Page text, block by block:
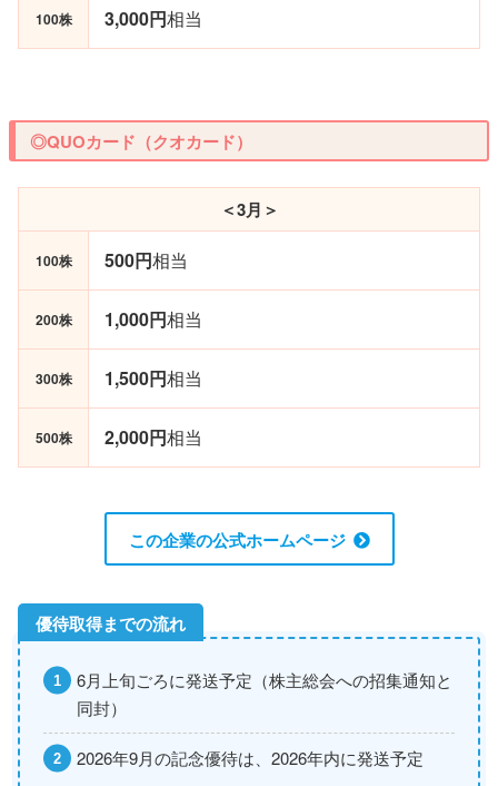
100株 3,000円相当
◎QUOカード（クオカード）
＜3月＞
100株 500円相当
200株 1,000円相当
300株 1,500円相当
500株 2,000円相当
この企業の公式ホームページ
6月上旬ごろに発送予定（株主総会への招集通知と
同封）
2026年9月の記念優待は、2026年内に発送予定